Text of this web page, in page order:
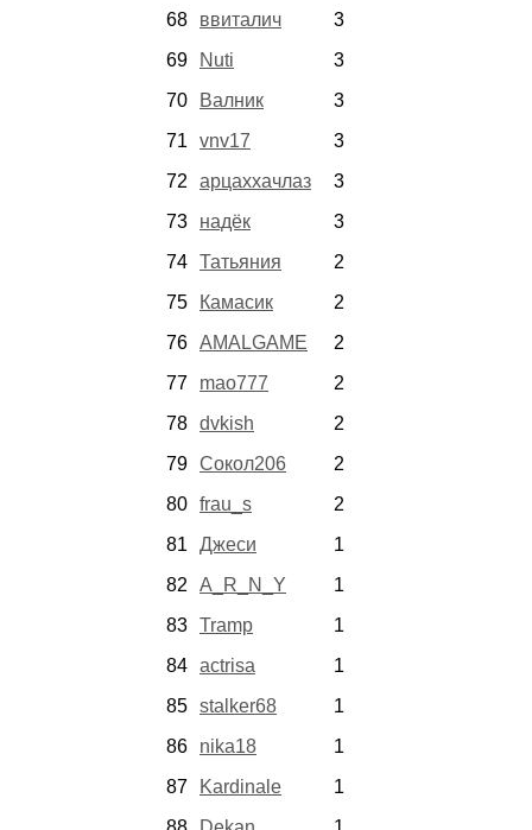
68
ввиталич
3
69
Nuti
3
70
Валник
3
71
vnv17
3
72
арцаххачлаз
3
73
надёк
3
74 Татьяния
2
75
Камасик
2
76 AMALGAME
2
77
mao777
2
78 dvkish
2
79 Сокол206
2
80 frau_s
2
81
Джеси
1
82
A_R_N_Y
1
83 Tramp
1
84 actrisa
1
85 stalker68
1
86
nika18
1
87
Kardinale
1